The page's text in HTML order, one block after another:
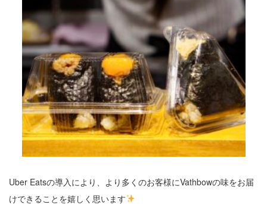
Uber Eatsの導入により、より多くのお客様にVathbowの味をお届
けできることを嬉しく思います